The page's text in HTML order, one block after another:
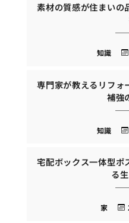
素材の質感が住まいの
知識
専門家が教えるリフォ
補強
知識
宅配ボックス一体型ポ
る
家